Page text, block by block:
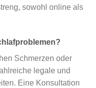
sowohl online als
Schmerzen oder
legale und
Eine Konsultation